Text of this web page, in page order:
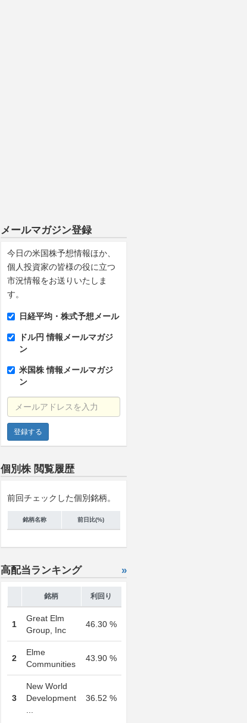
メールマガジン登録
今日の米国株予想情報ほか、
個人投資家の皆様の役に立つ
市況情報をお送りいたしま
す。
日経平均・株式予想メール
ドル円 情報メールマガジ
ン
米国株 情報メールマガジ
ン
メールアドレスを入力
個別株 閲覧履歴
前回チェックした個別銘柄。
銘柄名称 前日比(%)
高配当ランキング »
銘柄 利回り
1
Great Elm
Group, Inc
46.30 %
2
Elme
Communities
43.90 %
3
New World
Development
36.52 %